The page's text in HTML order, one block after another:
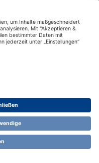
Suite™ 6.1.13